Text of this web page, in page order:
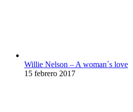
Willie Nelson – A woman´s love
15 febrero 2017